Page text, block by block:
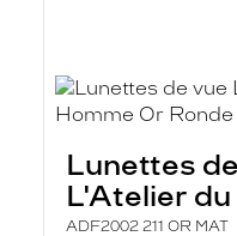
Lunettes
L'Atelier
ADF2002 211 OR MAT